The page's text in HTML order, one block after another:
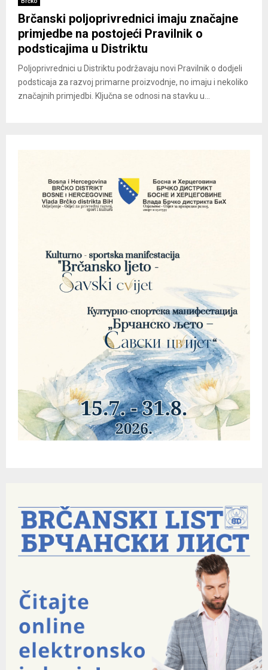
Brčanski poljoprivrednici imaju značajne
primjedbe na postojeći Pravilnik o
podsticajima u Distriktu
Poljoprivrednici u Distriktu podržavaju novi Pravilnik o dodjeli
podsticaja za razvoj primarne proizvodnje, no imaju i nekoliko
značajnih primjedbi. Ključna se odnosi na stavku u...